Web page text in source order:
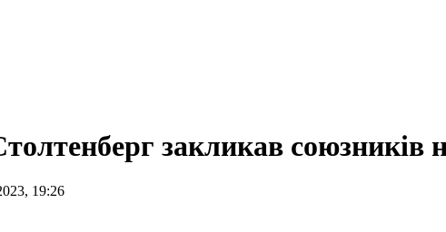
закликав союзників
19:26